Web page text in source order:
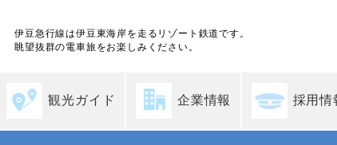
伊豆急行線は伊豆東海岸を走るリゾート鉄道です。
眺望抜群の電車旅をお楽しみください。
観光ガイド 企業情報 採用情